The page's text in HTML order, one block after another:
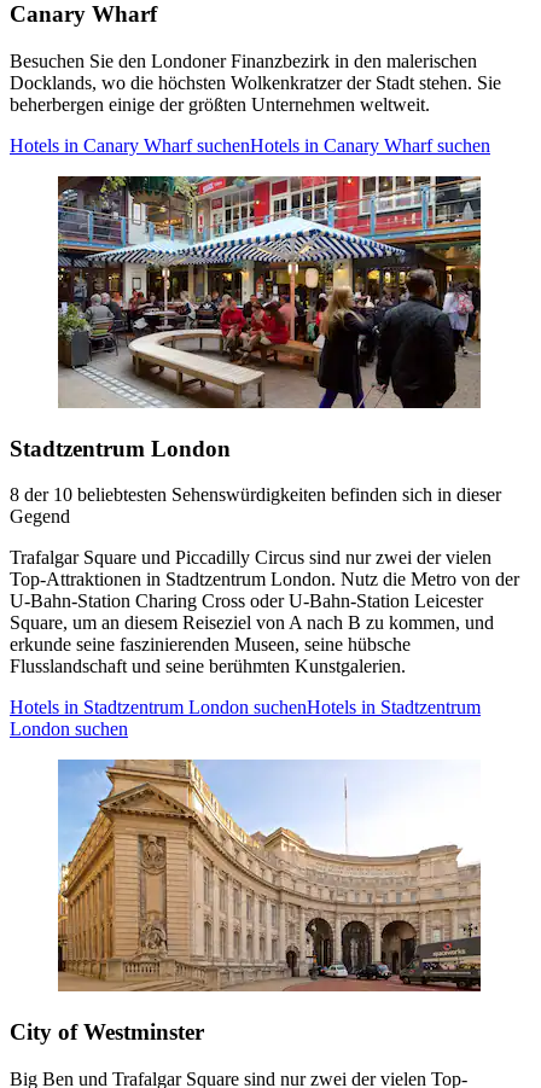
Canary Wharf
Besuchen Sie den Londoner Finanzbezirk in den malerischen
Docklands, wo die höchsten Wolkenkratzer der Stadt stehen. Sie
beherbergen einige der größten Unternehmen weltweit.
Hotels in Canary Wharf suchenHotels in Canary Wharf suchen
Stadtzentrum London
8 der 10 beliebtesten Sehenswürdigkeiten befinden sich in dieser
Gegend
Trafalgar Square und Piccadilly Circus sind nur zwei der vielen
Top-Attraktionen in Stadtzentrum London. Nutz die Metro von der
U-Bahn-Station Charing Cross oder U-Bahn-Station Leicester
Square, um an diesem Reiseziel von A nach B zu kommen, und
erkunde seine faszinierenden Museen, seine hübsche
Flusslandschaft und seine berühmten Kunstgalerien.
Hotels in Stadtzentrum London suchenHotels in Stadtzentrum
London suchen
City of Westminster
Big Ben und Trafalgar Square sind nur zwei der vielen Top-